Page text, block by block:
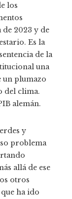
los
de 2023 y de
Es la
de la
una
un plumazo
del clima.
alemán.
y
problema
allá de ese
otros
ha ido